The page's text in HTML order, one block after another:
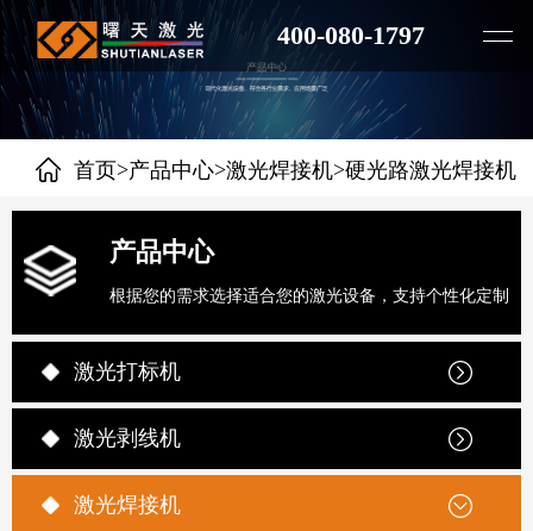
400-080-1797
首页>产品中心>激光焊接机>硬光路激光焊接机
产品中心
根据您的需求选择适合您的激光设备，支持个性化定制
激光打标机
激光剥线机
激光焊接机